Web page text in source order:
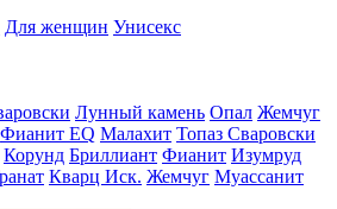
Для женщин Унисекс
Лунный камень Опал Жемчуг
Фианит EQ Малахит Топаз Сваровски
Корунд Бриллиант Фианит Изумруд
Кварц Иск. Жемчуг Муассанит